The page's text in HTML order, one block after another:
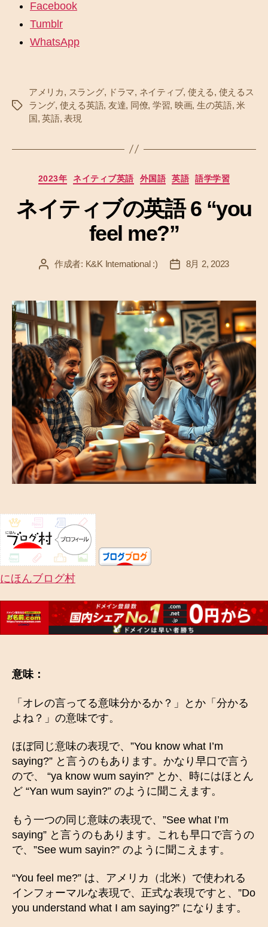
Facebook
Tumblr
WhatsApp
タ
アメリカ, スラング, ドラマ, ネイティブ, 使える, 使えるス
ラング, 使える英語, 友達, 同僚, 学習, 映画, 生の英語,米
国,英語,表現
カ
ゴ
リ
ー
2023年 ネイティブ英語 外国語 英語 語学学習
ネイティブの英語 6 “you
feel me?”
投 作成者: K&K International :)
投 8月 2, 2023
にほんブログ村
意味：
「オレの言ってる意味分かるか？」とか「分かる
よね？」の意味です。
ほぼ同じ意味の表現で、”You know what I’m
saying?” と言うのもあります。かなり早口で言う
ので、 “ya know wum sayin?” とか、時にはほとん
ど “Yan wum sayin?” のように聞こえます。
もう一つの同じ意味の表現で、”See what I’m
saying” と言うのもあります。これも早口で言うの
で、”See wum sayin?” のように聞こえます。
“You feel me?” は、アメリカ（北米）で使われる
インフォーマルな表現で、正式な表現ですと、”Do
you understand what I am saying?” になります。